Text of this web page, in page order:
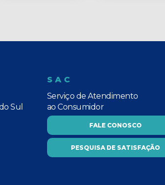
Sul
SAC
Serviço de Atendimento
ao Consumidor
FALE CONOSCO
PESQUISA DE SATISFAÇÃO